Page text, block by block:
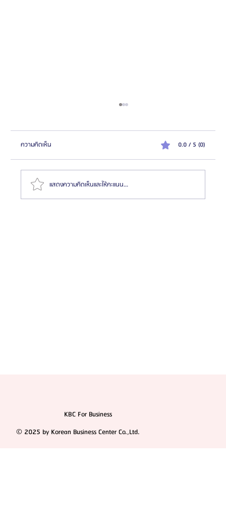
ความคิดเห็น 0.0 / 5 (0)
แสดงความคิดเห็นและให้คะแนน...
KBC For Business
© 2025 by Korean Business Center Co.,Ltd.